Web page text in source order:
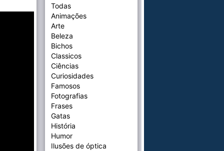
Todas
Animações
Arte
Beleza
Bichos
Classicos
Ciências
Curiosidades
Famosos
Fotografias
Frases
Gatas
História
Humor
Ilusões de óptica